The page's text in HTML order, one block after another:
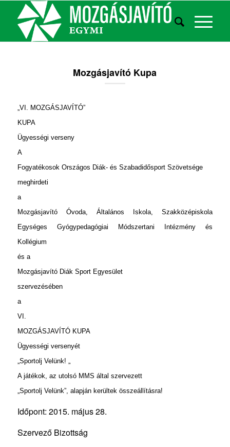
Mozgásjavító Kupa
„VI. MOZGÁSJAVÍTÓ”
KUPA
Ügyességi verseny
A
Fogyatékosok Országos Diák- és Szabadidősport Szövetsége
meghirdeti
a
Mozgásjavító Óvoda, Általános Iskola, Szakközépiskola
Egységes Gyógypedagógiai Módszertani Intézmény és
Kollégium
és a
Mozgásjavító Diák Sport Egyesület
szervezésében
a
VI.
MOZGÁSJAVÍTÓ KUPA
Ügyességi versenyét
„Sportolj Velünk! „
A játékok, az utolsó MMS által szervezett
„Sportolj Velünk”, alapján kerültek összeállításra!
Időpont: 2015. május 28.
Szervező Bizottság